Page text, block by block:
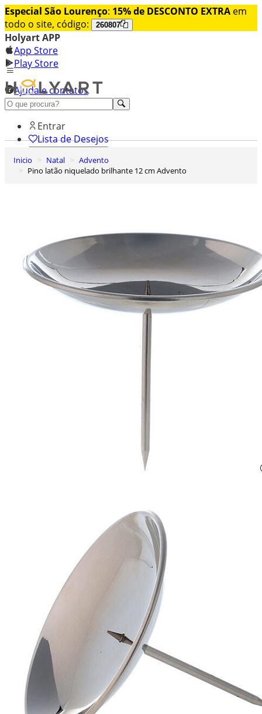
Especial São Lourenço: 15% de DESCONTO EXTRA em
todo o site, código:
260807
Holyart APP
App Store
Play Store
Ajuda e contatos
Conheça premium
Entrar
Lista de Desejos
Carrinho de Compras
Inicio Natal
Advento
Pino latão niquelado brilhante 12 cm Advento